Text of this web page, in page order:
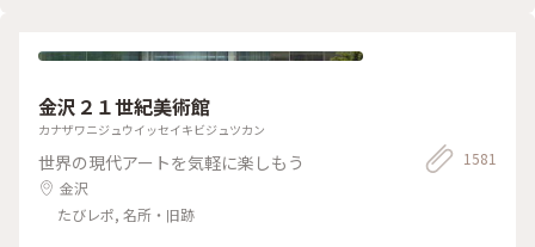
金沢２１世紀美術館
カナザワニジュウイッセイキビジュツカン
世界の現代アートを気軽に楽しもう
金沢
たびレポ, 名所・旧跡
1581